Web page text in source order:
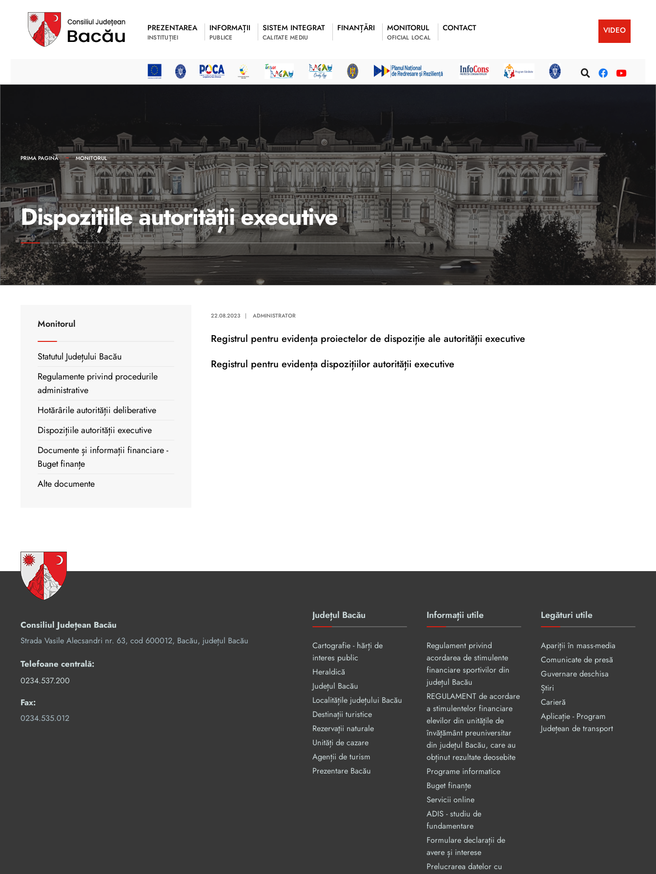
PREZENTAREA
INSTITUȚIEI
INFORMAȚII
PUBLICE
SISTEM INTEGRAT
CALITATE MEDIU
FINANȚĂRI MONITORUL
OFICIAL LOCAL
CONTACT VIDEO
PRIMA PAGINĂ MONITORUL
Dispozițiile autorității executive
22.08.2023 | ADMINISTRATOR
Registrul pentru evidența proiectelor de dispoziție ale autorității executive
Registrul pentru evidența dispozițiilor autorității executive
Monitorul
Statutul Județului Bacău
Regulamente privind procedurile
administrative
Hotărârile autorității deliberative
Dispozițiile autorității executive
Documente și informații financiare -
Buget finanțe
Alte documente
Consiliul Județean Bacău
Strada Vasile Alecsandri nr. 63, cod 600012, Bacău, județul Bacău
Telefoane centrală:
0234.537.200
Fax:
0234.535.012
Județul Bacău
Cartografie - hărți de
interes public
Heraldică
Județul Bacău
Localitățile județului Bacău
Destinații turistice
Rezervaţii naturale
Unități de cazare
Agenții de turism
Prezentare Bacău
Informații utile
Regulament privind
acordarea de stimulente
financiare sportivilor din
județul Bacău
REGULAMENT de acordare
a stimulentelor financiare
elevilor din unităţile de
învăţământ preuniversitar
din judeţul Bacău, care au
obținut rezultate deosebite
Programe informatice
Buget finanțe
Servicii online
ADIS - studiu de
fundamentare
Formulare declarații de
avere și interese
Prelucrarea datelor cu
Legături utile
Apariții în mass-media
Comunicate de presă
Guvernare deschisa
Știri
Carieră
Aplicație - Program
Județean de transport